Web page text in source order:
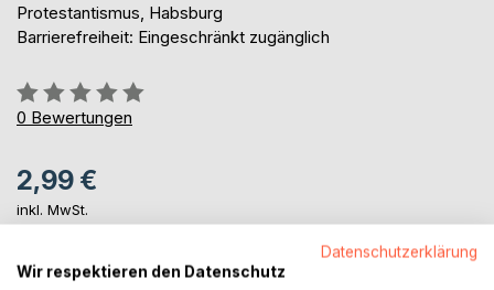
Protestantismus, Habsburg
Barrierefreiheit: Eingeschränkt zugänglich
Bewertung::
0%
0 Bewertungen
2,99 €
inkl. MwSt.
sofort verfügbar als Download
Datenschutzerklärung
Wir respektieren den Datenschutz